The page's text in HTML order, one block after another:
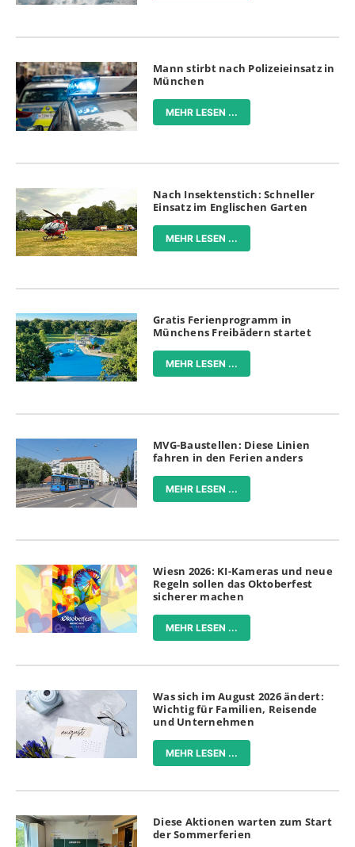
Mann stirbt nach Polizeieinsatz in
München
MEHR LESEN ...
Nach Insektenstich: Schneller
Einsatz im Englischen Garten
MEHR LESEN ...
Gratis Ferienprogramm in
Münchens Freibädern startet
MEHR LESEN ...
MVG-Baustellen: Diese Linien
fahren in den Ferien anders
MEHR LESEN ...
Wiesn 2026: KI-Kameras und neue
Regeln sollen das Oktoberfest
sicherer machen
MEHR LESEN ...
Was sich im August 2026 ändert:
Wichtig für Familien, Reisende
und Unternehmen
MEHR LESEN ...
Diese Aktionen warten zum Start
der Sommerferien